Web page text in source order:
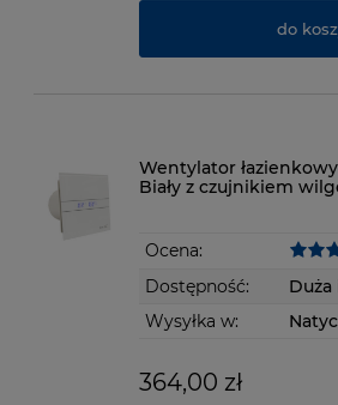
do
Wentylator łazienkowy
Biały z czujnikiem
Ocena:
Dostępność:
Duża
Wysyłka w:
364,00 zł